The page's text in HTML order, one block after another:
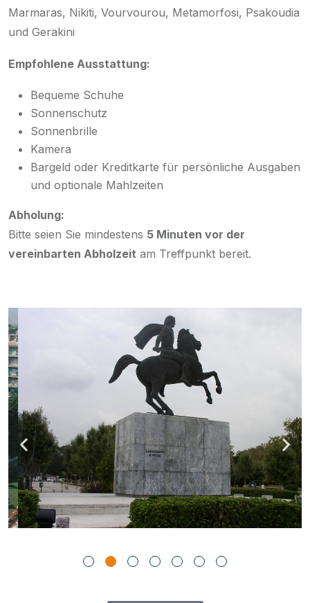
Marmaras, Nikiti, Vourvourou, Metamorfosi, Psakoudia
und Gerakini
Empfohlene Ausstattung:
Bequeme Schuhe
Sonnenschutz
Sonnenbrille
Kamera
Bargeld oder Kreditkarte für persönliche Ausgaben
und optionale Mahlzeiten
Abholung:
Bitte seien Sie mindestens 5 Minuten vor der
vereinbarten Abholzeit am Treffpunkt bereit.